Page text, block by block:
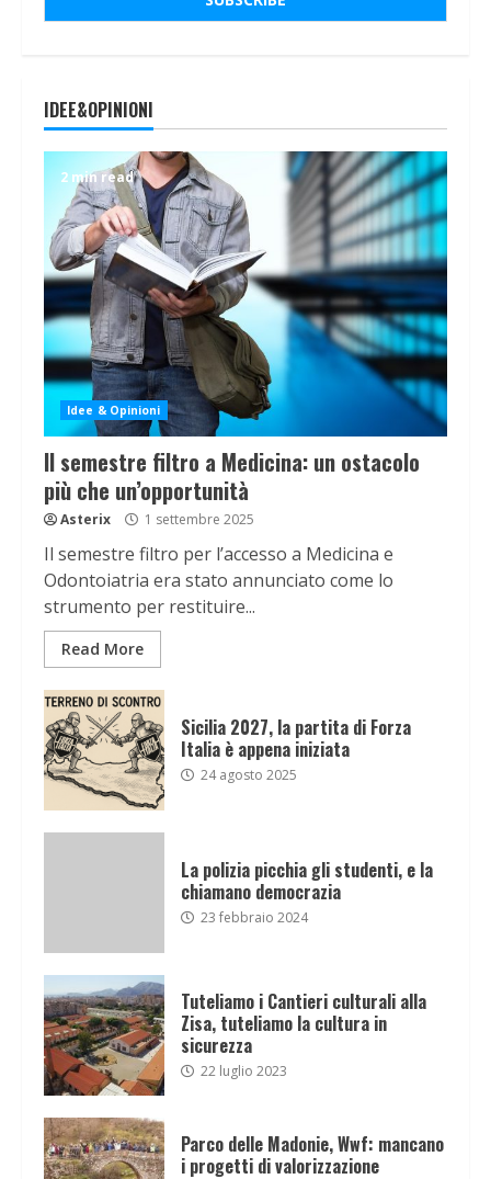
IDEE&OPINIONI
2 min read
Idee & Opinioni
Il semestre filtro a Medicina: un ostacolo
più che un’opportunità
Asterix 1 settembre 2025
Il semestre filtro per l’accesso a Medicina e
Odontoiatria era stato annunciato come lo
strumento per restituire...
Read More
Sicilia 2027, la partita di Forza
Italia è appena iniziata
24 agosto 2025
La polizia picchia gli studenti, e la
chiamano democrazia
23 febbraio 2024
Tuteliamo i Cantieri culturali alla
Zisa, tuteliamo la cultura in
sicurezza
22 luglio 2023
Parco delle Madonie, Wwf: mancano
i progetti di valorizzazione